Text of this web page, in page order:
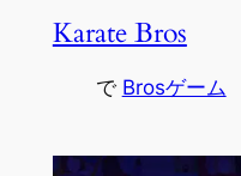
Karate Bros
で Brosゲーム